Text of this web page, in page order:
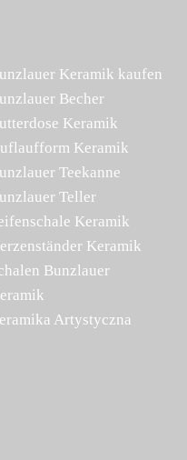
Keramik kaufen
Becher
Keramik
Keramik
Teekanne
Teller
Keramik
Keramik
Bunzlauer
Artystyczna